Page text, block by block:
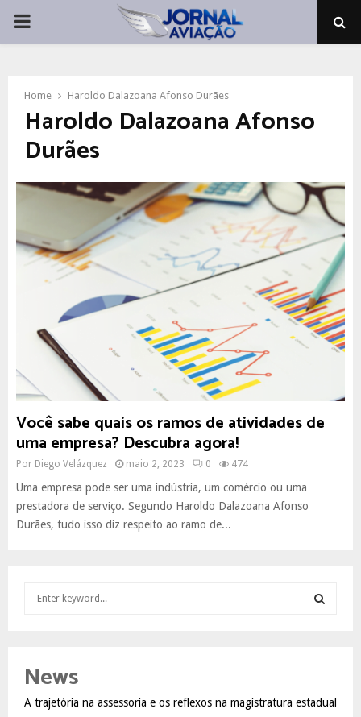
PRIMARY
Home Haroldo Dalazoana Afonso Durães
Haroldo Dalazoana Afonso
Durães
Você sabe quais os ramos de atividades de
uma empresa? Descubra agora!
Por Diego Velázquez maio 2, 2023 0 474
Uma empresa pode ser uma indústria, um comércio ou uma
prestadora de serviço. Segundo Haroldo Dalazoana Afonso
Durães, tudo isso diz respeito ao ramo de...
h
o
A
News
A trajetória na assessoria e os reflexos na magistratura estadual